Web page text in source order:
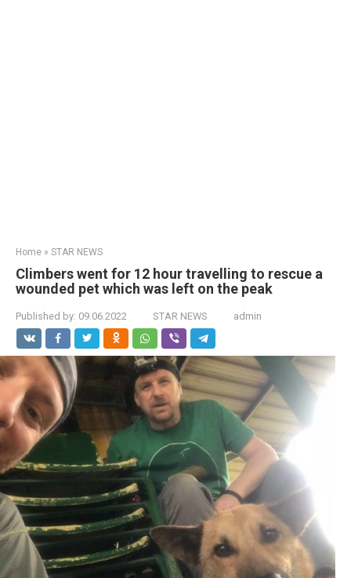
Home » STAR NEWS
Climbers went for 12 hour travelling to rescue a
wounded pet which was left on the peak
Published by: 09.06.2022 STAR NEWS admin